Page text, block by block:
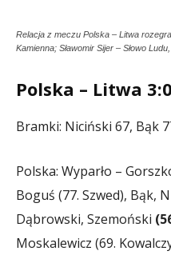
Relacja z meczu Polska – Litwa
Kamienna; Sławomir Sijer – Słowo
Polska – Litwa
Bramki: Niciński 67, Bąk
Polska: Wyparło –
Boguś (77. Szwed), Bąk,
Dąbrowski, Szemoński
Moskalewicz (69.